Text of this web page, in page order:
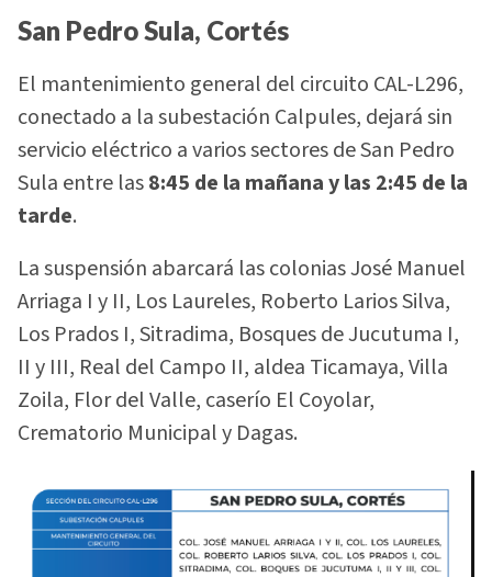
San Pedro Sula, Cortés
El mantenimiento general del circuito CAL-L296,
conectado a la subestación Calpules, dejará sin
servicio eléctrico a varios sectores de San Pedro
Sula entre las8:45 de la mañana y las 2:45 de la
tarde.
La suspensión abarcará las colonias José Manuel
Arriaga I y II, Los Laureles, Roberto Larios Silva,
Los Prados I, Sitradima, Bosques de Jucutuma I,
II y III, Real del Campo II, aldea Ticamaya, Villa
Zoila, Flor del Valle, caserío El Coyolar,
Crematorio Municipal y Dagas.